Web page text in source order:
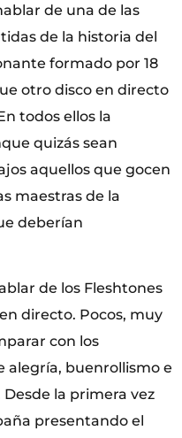
de una de las
de la historia del
formado por 18
otro disco en directo
todos ellos la
quizás sean
aquellos que gocen
maestras de la
deberían
de los Fleshtones
directo. Pocos, muy
con los
alegría, buenrollismo e
la primera vez
presentando el